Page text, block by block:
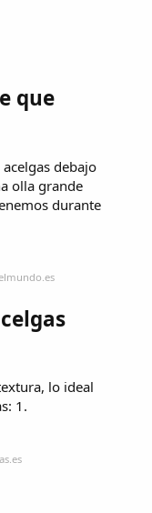
que
debajo
olla grande
durante
lo ideal
1.